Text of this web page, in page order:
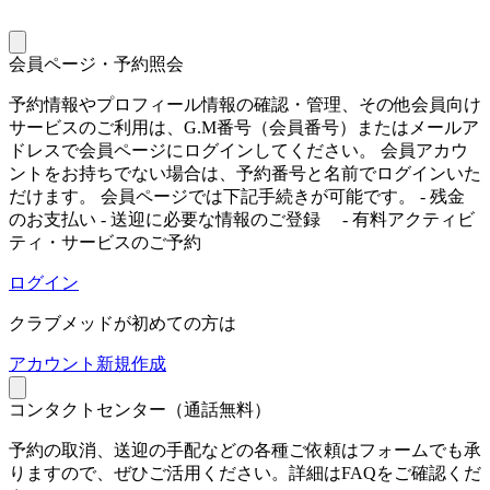
会員ページ・予約照会
予約情報やプロフィール情報の確認・管理、その他会員向け
サービスのご利用は、G.M番号（会員番号）またはメールア
ドレスで会員ページにログインしてください。 会員アカウ
ントをお持ちでない場合は、予約番号と名前でログインいた
だけます。 会員ページでは下記手続きが可能です。 - 残金
のお支払い - 送迎に必要な情報のご登録 - 有料アクティビ
ティ・サービスのご予約
ログイン
クラブメッドが初めての方は
アカウント新規作成
コンタクトセンター（通話無料）
予約の取消、送迎の手配などの各種ご依頼はフォームでも承
りますので、ぜひご活用ください。詳細はFAQをご確認くだ